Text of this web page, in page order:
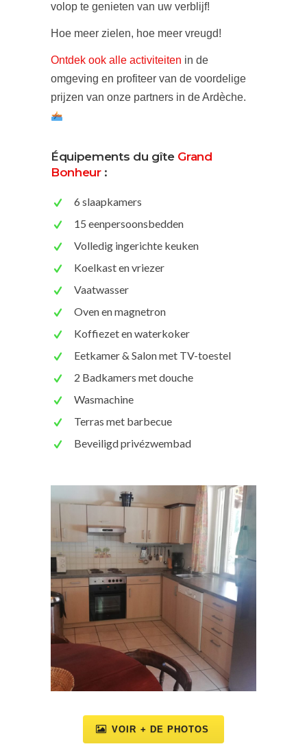
volop te genieten van uw verblijf!
Hoe meer zielen, hoe meer vreugd!
Ontdek ook alle activiteiten in de
omgeving en profiteer van de voordelige
prijzen van onze partners in de Ardèche.
Équipements du gîte Grand
Bonheur:
6 slaapkamers
15 eenpersoonsbedden
Volledig ingerichte keuken
Koelkast en vriezer
Vaatwasser
Oven en magnetron
Koffiezet en waterkoker
Eetkamer & Salon met TV-toestel
2 Badkamers met douche
Wasmachine
Terras met barbecue
Beveiligd privézwembad
VOIR + DE PHOTOS